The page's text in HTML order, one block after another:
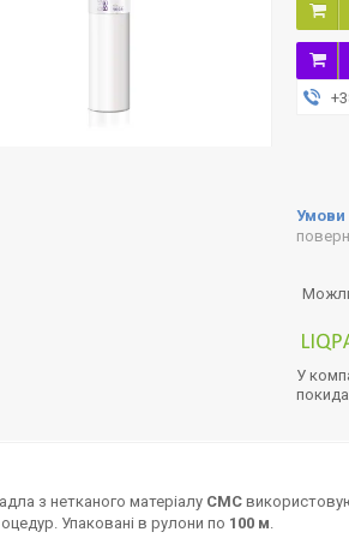
У
з нетканого матеріалу СМС
Упаковані в рулони по 100 м.